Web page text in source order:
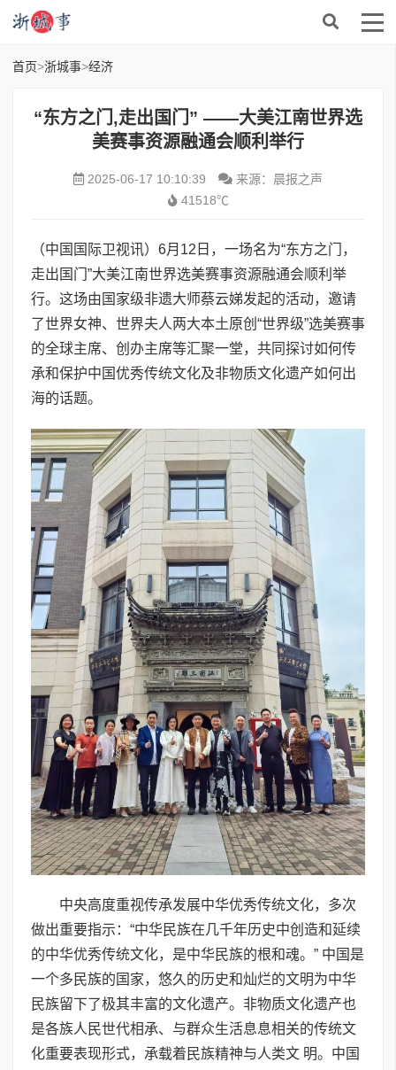
首页>浙城事>经济
“东方之门,走出国门” ——大美江南世界选
美赛事资源融通会顺利举行
2025-06-17 10:10:39
来源：晨报之声
41518℃
（中国国际卫视讯）6月12日，一场名为“东方之门，
走出国门”大美江南世界选美赛事资源融通会顺利举
行。这场由国家级非遗大师蔡云娣发起的活动，邀请
了世界女神、世界夫人两大本土原创“世界级”选美赛事
的全球主席、创办主席等汇聚一堂，共同探讨如何传
承和保护中国优秀传统文化及非物质文化遗产如何出
海的话题。
中央高度重视传承发展中华优秀传统文化，多次
做出重要指示：“中华民族在几千年历史中创造和延续
的中华优秀传统文化，是中华民族的根和魂。” 中国是
一个多民族的国家，悠久的历史和灿烂的文明为中华
民族留下了极其丰富的文化遗产。非物质文化遗产也
是各族人民世代相承、与群众生活息息相关的传统文
化重要表现形式，承载着民族精神与人类文 明。中国